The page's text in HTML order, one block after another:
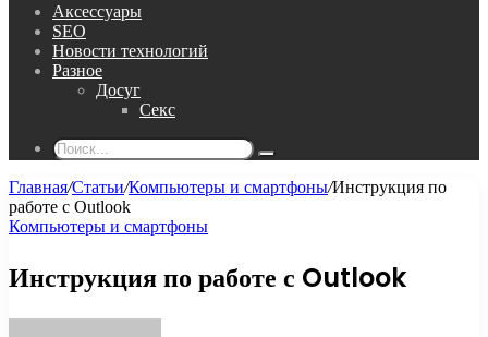
Аксессуары
SEO
Новости технологий
Разное
Досуг
Секс
Поиск...
Главная/Статьи/Компьютеры и смартфоны/Инструкция по
работе с Outlook
Компьютеры и смартфоны
Инструкция по работе с Outlook